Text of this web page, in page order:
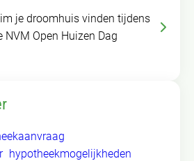
je droomhuis vinden tijdens
NVM Open Huizen Dag
hypotheekmogelijkheden